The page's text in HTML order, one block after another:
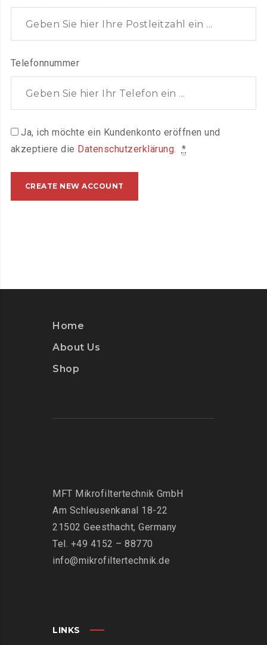
Telefonnummer
Ja, ich möchte ein Kundenkonto eröffnen und
akzeptiere die Datenschutzerklärung. *
CREATE NEW ACCOUNT
Home
About Us
Shop
MFT Mikrofiltertechnik GmbH
Am Schleusenkanal 18-22
21502 Geesthacht, Germany
Tel. +49 4152 – 88770
info@mikrofiltertechnik.de
LINKS